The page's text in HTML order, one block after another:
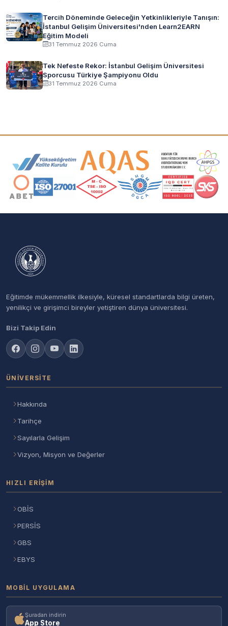
Tercih Döneminde Geleceğin Yetkinlikleriyle Tanışın:
İstanbul Gelişim Üniversitesi'nden Learn2EARN
Eğitim Modeli
31 Temmuz 2026 Cuma
Tek Nefeste Rekor: İstanbul Gelişim Üniversitesi
Sporcusu Türkiye Şampiyonu Oldu
31 Temmuz 2026 Cuma
Akreditasyon ve Üyelik Logoları
Eğitimde mükemmellik ilkesiyle, küresel standartlarda bilgi üreten,
yenilikçi ve girişimci bireyler yetiştiren dünya üniversitesi.
Bizi Takip Edin
ÜNIVERSITE
Hakkında
Tarihçe
Sayılarla Gelişim
Vizyon, Misyon ve Değerler
HIZLI ERIŞIM
OBİS
PERSİS
GBS
EBYS
MOBIL UYGULAMA
Şuradan indirin
App Store